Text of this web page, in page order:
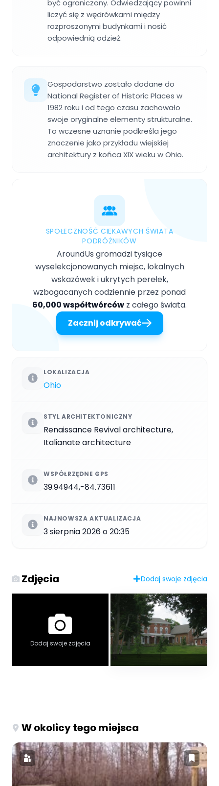
być ograniczony. Odwiedzający powinni
liczyć się z wędrówkami między
rozproszonymi budynkami i nosić
odpowiednią odzież.
Gospodarstwo zostało dodane do
National Register of Historic Places w
1982 roku i od tego czasu zachowało
swoje oryginalne elementy strukturalne.
To wczesne uznanie podkreśla jego
znaczenie jako przykładu wiejskiej
architektury z końca XIX wieku w Ohio.
SPOŁECZNOŚĆ CIEKAWYCH ŚWIATA
PODRÓŻNIKÓW
AroundUs gromadzi tysiące
wyselekcjonowanych miejsc, lokalnych
wskazówek i ukrytych perełek,
wzbogacanych codziennie przez ponad
60,000 współtwórców z całego świata.
Zacznij odkrywać
LOKALIZACJA
Ohio
STYL ARCHITEKTONICZNY
Renaissance Revival architecture,
Italianate architecture
WSPÓŁRZĘDNE GPS
39.94944,-84.73611
NAJNOWSZA AKTUALIZACJA
3 sierpnia 2026 o 20:35
Zdjęcia Dodaj swoje zdjęcia
Dodaj swoje zdjęcia
W okolicy tego miejsca